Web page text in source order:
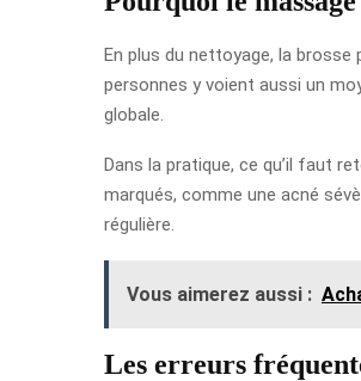
En plus du nettoyage, la
personnes y voient aussi un
globale.
Dans la pratique, ce qu’il faut
marqués, comme une acné
régulière.
Vous aimerez aussi :
Les erreurs